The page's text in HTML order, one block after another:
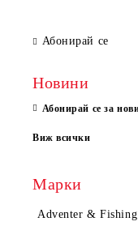
Абонирай се
Новини
Абонирай се за
Виж всички
Марки
Adventer & Fishing